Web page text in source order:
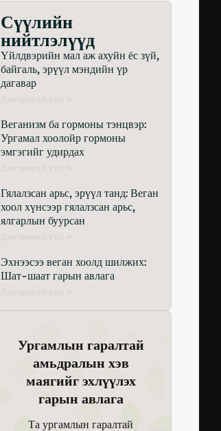
Сүүлийн
нийтлэлүүд
Үйлдвэрийн мал аж ахуйн ёс зүй,
байгаль, эрүүл мэндийн үр
дагавар
Веганизм ба гормоны тэнцвэр:
Ургамал хоолойр гормоны
эмгэгийг удирдах
Гялалзсан арьс, эрүүл танд: Веган
хоол хүнсээр гялалзсан арьс,
ялгарлын буурсан
Эхнээсээ веган хоолд шилжих:
Шат-шаат гарын авлага
Ургамлын гаралтай
амьдралын хэв
маягийг эхлүүлэх
гарын авлага
Та ургамлын гаралтай